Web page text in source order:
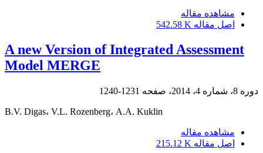
مشاهده مقاله
اصل مقاله 542.58 K
A new Version of Integrated Assessment
Model MERGE
دوره 8، شماره 4، 2014، صفحه 1231-1240
B.V. Digas، V.L. Rozenberg، A.A. Kuklin
مشاهده مقاله
اصل مقاله 215.12 K